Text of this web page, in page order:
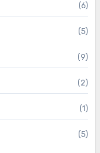
(6)
(5)
(9)
(2)
(1)
(5)